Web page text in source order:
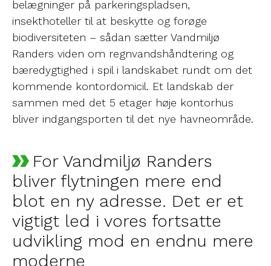
belægninger på parkeringspladsen,
insekthoteller til at beskytte og forøge
biodiversiteten – sådan sætter Vandmiljø
Randers viden om regnvandshåndtering og
bæredygtighed i spil i landskabet rundt om det
kommende kontordomicil. Et landskab der
sammen med det 5 etager høje kontorhus
bliver indgangsporten til det nye havneområde.
For Vandmiljø Randers
bliver flytningen mere end
blot en ny adresse. Det er et
vigtigt led i vores fortsatte
udvikling mod en endnu mere
moderne